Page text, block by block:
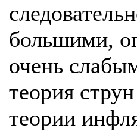
большими,
очень
теория
теории